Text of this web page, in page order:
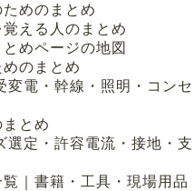
めのまとめ
える人のまとめ
めページの地図
のまとめ
変電・幹線・照明・コンセ
とめ
選定・許容電流・接地・支
｜書籍・工具・現場用品